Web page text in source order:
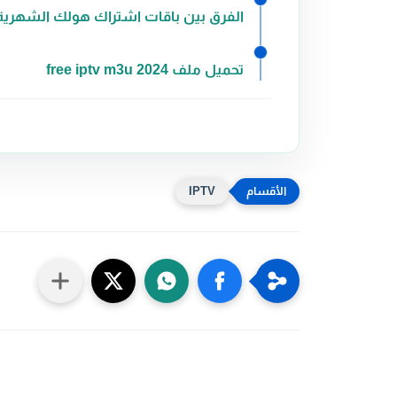
الفرق بين باقات اشتراك هولك
تحميل ملف free iptv m3u 2024
IPTV